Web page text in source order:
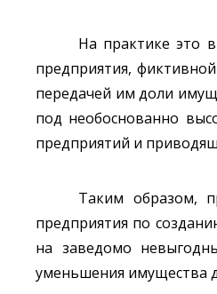
На практике это
предприятия,
передачей им доли
под необоснованно
предприятий и
Таким образом,
предприятия по
на заведомо
уменьшения имущества